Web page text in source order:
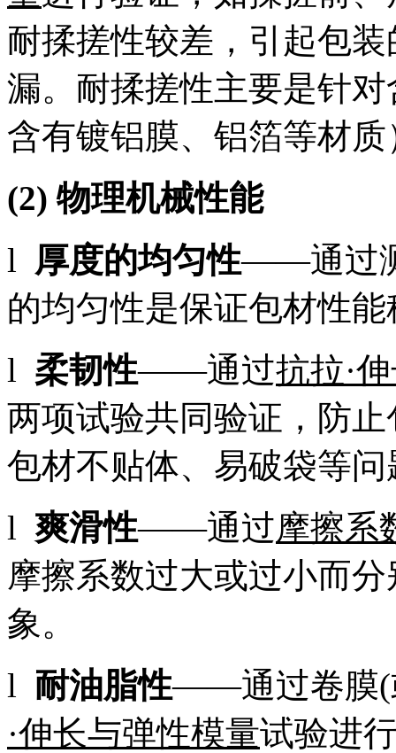
耐揉搓性较差，引起包
漏。耐揉搓性主要是针
含有镀铝膜、铝箔等材质
(2) 物理机械性能
l 厚度的均匀性——通过
的均匀性是保证包材性
l 柔韧性——通过抗拉·
两项试验共同验证，防
包材不贴体、易破袋等问
l 爽滑性——通过摩擦系
摩擦系数过大或过小而
象。
l 耐油脂性——通过卷膜(
·伸长与弹性模量试验进